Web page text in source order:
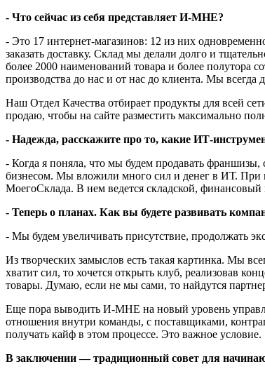
- Что сейчас из себя представляет И-МНЕ?
- Это 17 интернет-магазинов: 12 из них
заказать доставку. Склад мы делали долго и
более 2000 наименований товара и более полутора
производства до нас и от нас до клиента. Мы
Наш Отдел Качества отбирает продукты для всей
продаю, чтобы на сайте разместить максимально
- Надежда, расскажите про то, какие ИТ-
- Когда я поняла, что мы будем продавать франшизы,
бизнесом. Мы вложили много сил и денег в ИТ. При
МоегоСклада. В нем ведется складской,
- Теперь о планах. Как вы будете развивать
- Мы будем увеличивать присутствие, продолжать
Из творческих замыслов есть такая картинка. Мы
хватит сил, то хочется открыть клуб, реализовав
товары. Думаю, если не мы сами, то найдутся
Еще пора выводить И-МНЕ на новый уровень
отношения внутри команды, с поставщиками,
получать кайф в этом процессе. Это важное условие.
В заключении — традиционный совет для